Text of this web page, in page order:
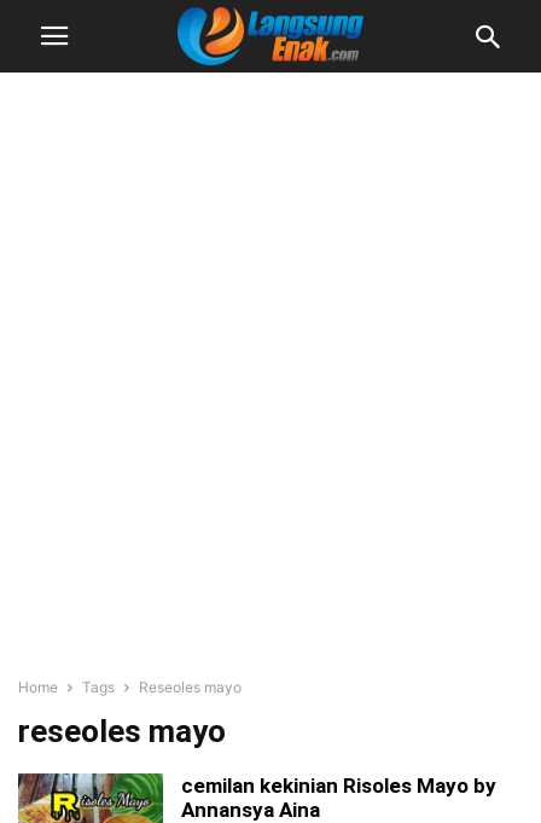
Home Tags Reseoles mayo
reseoles mayo
cemilan kekinian Risoles Mayo by
Annansya Aina